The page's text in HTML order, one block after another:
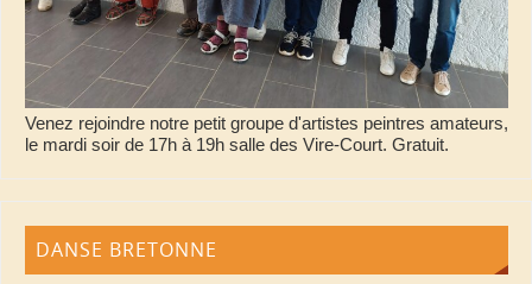
Venez rejoindre notre petit groupe d'artistes peintres amateurs,
le mardi soir de 17h à 19h salle des Vire-Court. Gratuit.
DANSE BRETONNE